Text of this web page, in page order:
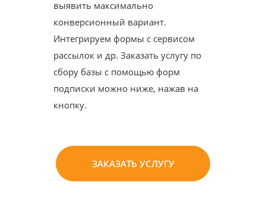
выявить максимально
конверсионный вариант.
Интегрируем формы с сервисом
рассылок и др. Заказать услугу по
сбору базы с помощью форм
подписки можно ниже, нажав на
кнопку.
ЗАКАЗАТЬ УСЛУГУ